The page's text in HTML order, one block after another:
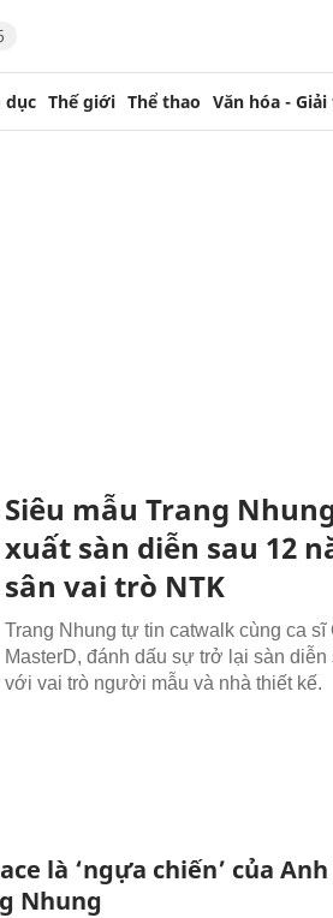
dục Thế giới Thể thao Văn hóa -
Siêu mẫu Trang
xuất sàn diễn sau 12
sân vai trò NTK
Trang Nhung tự tin catwalk cùng ca sĩ
MasterD, đánh dấu sự trở lại sàn diễn
với vai trò người mẫu và nhà thiết kế.
là ‘ngựa chiến’ của
Nhung